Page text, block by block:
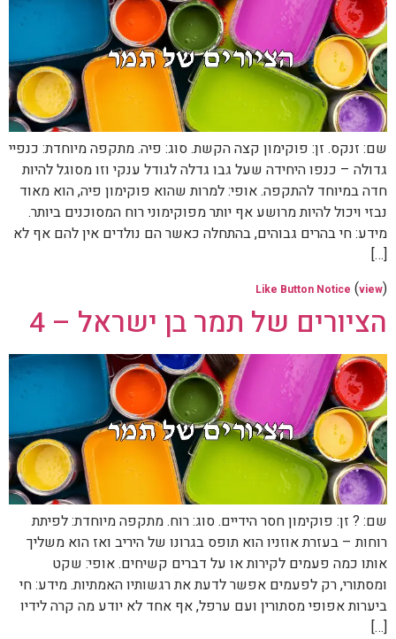
שם: זנקס. זן: פוקימון קצה הקשת. סוג: פיה. מתקפה מיוחדת: כנפיי
גדולה – כנפו היחידה שעל גבו גדלה לגודל ענקי וזו מסוגל להיות
חדה במיוחד להתקפה. אופי: למרות שהוא פוקימון פיה, הוא מאוד
נבזי ויכול להיות מרושע אף יותר מפוקימוני רוח המסוכנים ביותר.
מידע: חי בהרים גבוהים, בהתחלה כאשר הם נולדים אין להם אף לא
[…]
Like Button Notice (view)
הציורים של תמר בן ישראל – 4
שם: ? זן: פוקימון חסר הידיים. סוג: רוח. מתקפה מיוחדת: לפיתת
רוחות – בעזרת אוזניו הוא תופס בגרונו של היריב ואז הוא משליך
אותו כמה פעמים לקירות או על דברים קשיחים. אופי: שקט
ומסתורי, רק לפעמים אפשר לדעת את רגשותיו האמתיות. מידע: חי
ביערות אפופי מסתורין ועם ערפל, אף אחד לא יודע מה קרה לידיו
[…]